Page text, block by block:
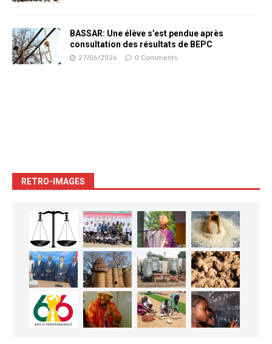
BASSAR: Une élève s’est pendue après
consultation des résultats de BEPC
27/06/2026 0 Comments
RETRO-IMAGES